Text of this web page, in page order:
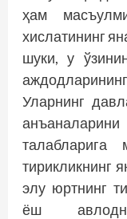
ҳам
хислатининг
шуки, у
Уларнинг
талабларига
тирикликнинг
элу юртнинг
ёш